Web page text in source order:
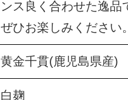
ンス良く合わせた逸品
ぜひお楽しみください。
黄金千貫(鹿児島県産)
白麹